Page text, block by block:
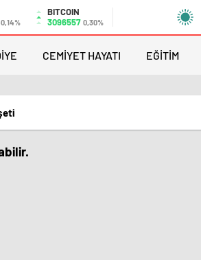
BITCOIN
3096557 0,30%
CEMİYET HAYATI EĞİTİM